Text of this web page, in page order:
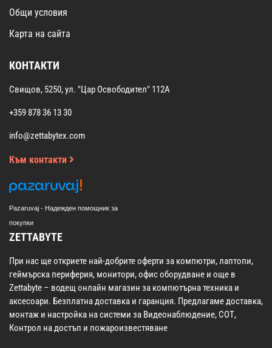
Общи условия
Карта на сайта
КОНТАКТИ
Свищов, 5250, ул. "Цар Освободител" 112А
+359 878 36 13 30
info@zettabytex.com
Към контакти
Pazaruvaj - Надежден помощник за
покупки
ZETTABYTE
При нас ще откриете най-добрите оферти за компютри, лаптопи,
геймърска периферия, монитори, офис оборудване и още в
Zettabyte – водещ онлайн магазин за компютърна техника и
аксесоари. Безплатна доставка и гаранция. Предлагаме доставка,
монтаж и настройка на системи за Видеонаблюдение, СОТ,
Контрол на достъп и пожароизвестяване